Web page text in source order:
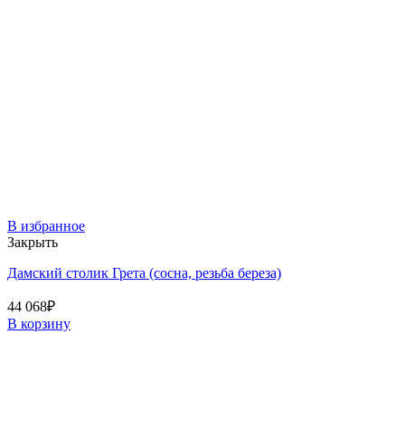
В избранное
Закрыть
Дамский столик Грета (сосна, резьба береза)
44 068₽
В корзину